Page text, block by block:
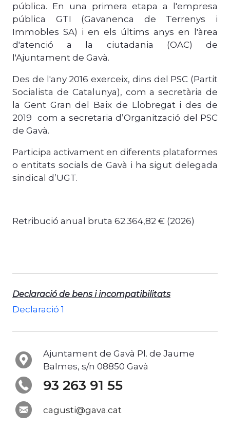
pública. En una primera etapa a l'empresa
pública GTI (Gavanenca de Terrenys i
Immobles SA) i en els últims anys en l'àrea
d'atenció a la ciutadania (OAC) de
l'Ajuntament de Gavà.
Des de l'any 2016 exerceix, dins del PSC (Partit
Socialista de Catalunya), com a secretària de
la Gent Gran del Baix de Llobregat i des de
2019 com a secretaria d’Organització del PSC
de Gavà.
Participa activament en diferents plataformes
o entitats socials de Gavà i ha sigut delegada
sindical d’UGT.
Retribució anual bruta 62.364,82 € (2026)
Declaració de bens i incompatibilitats
Declaració 1
Ajuntament de Gavà Pl. de Jaume
Balmes, s/n 08850 Gavà
93 263 91 55
cagusti@gava.cat